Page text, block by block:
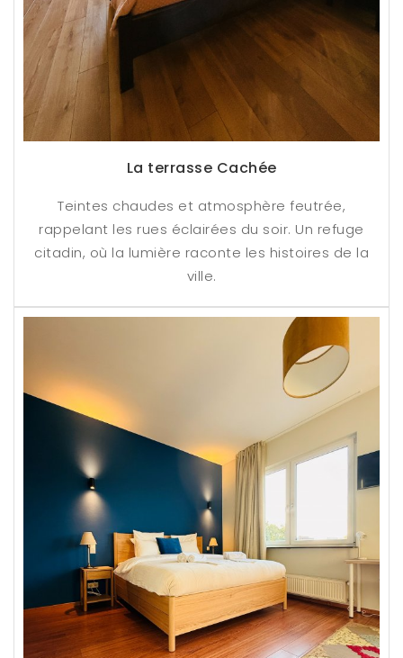
La terrasse Cachée
Teintes chaudes et atmosphère feutrée,
rappelant les rues éclairées du soir. Un refuge
citadin, où la lumière raconte les histoires de la
ville.